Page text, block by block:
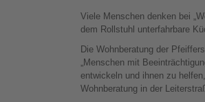
Viele Menschen denken bei
dem Rollstuhl unterfahrbare
Die Wohnberatung der
„Menschen mit
entwickeln und ihnen zu
Wohnberatung in der